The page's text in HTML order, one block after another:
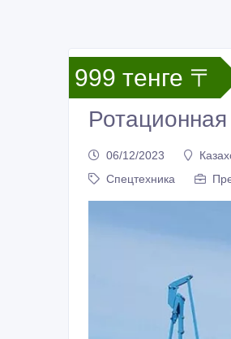
999 тенге 〒
06/12/2023
Спецтехника